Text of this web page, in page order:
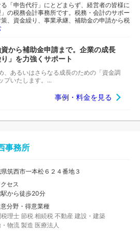
「申告代行」にとどまらず、経営者の皆様に
の税務会計事務所です。税務・会計のサポー
、資金繰り、事業承継、補助金の申請から税
資から補助金申請まで。企業の成長
」を力強くサポート
、あるいはさらなる成長のための「資金調
プいたします。...
事例・料金を見る
事務所
筑西市一本松６２４番地３
セス
から徒歩20分
分野・得意業種
税理士 節税 相続税 不動産 建設・建築
物流 製造 医療法人